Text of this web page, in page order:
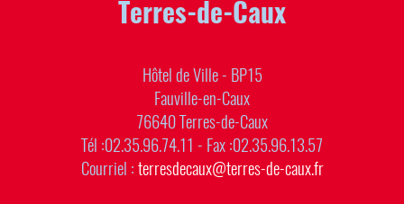
Terres-de-Caux
Hôtel de Ville - BP15
Fauville-en-Caux
76640 Terres-de-Caux
Tél :02.35.96.74.11 - Fax :02.35.96.13.57
Courriel :terresdecaux@terres-de-caux.fr